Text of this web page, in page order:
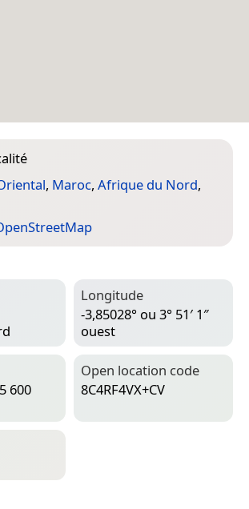
, Maroc, Afrique du Nord,
Longitude
-3,85028° ou 3° 51′ 1″
ouest
600
Open location code
8C4RF4VX+CV